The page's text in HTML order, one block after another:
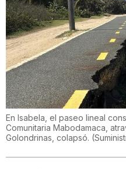
En Isabela, el paseo lineal
Comunitaria Mabodamaca,
Golondrinas, colapsó. (